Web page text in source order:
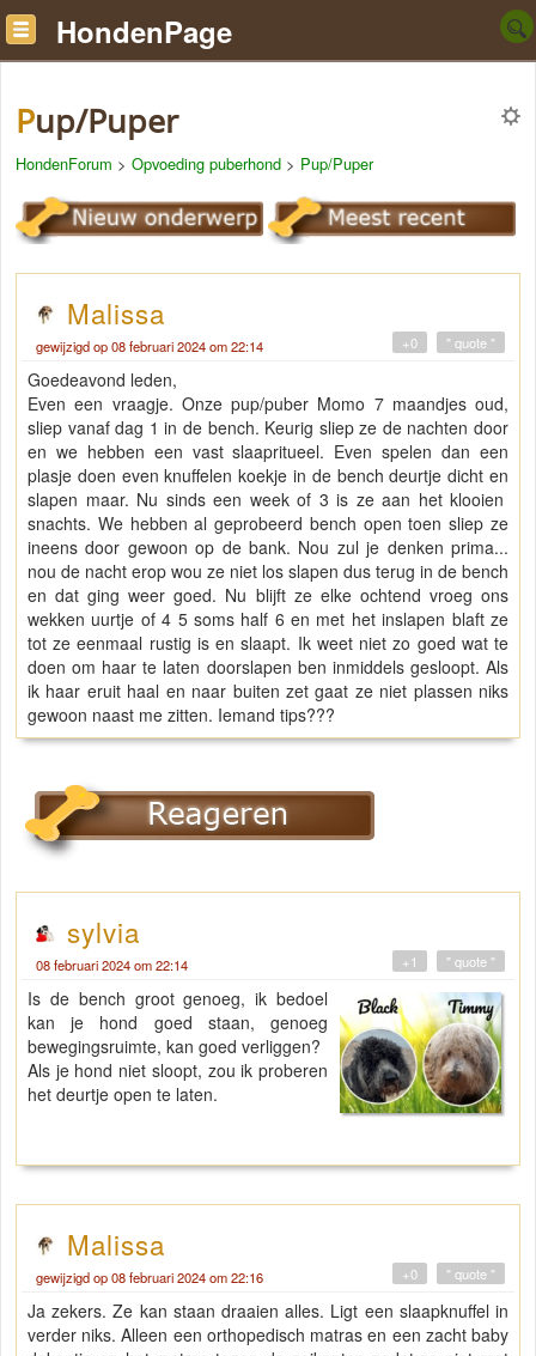
HondenPage
Pup/Puper
HondenForum > Opvoeding puberhond > Pup/Puper
Malissa
gewijzigd op 08 februari 2024 om 22:14 " quote "
+0
Goedeavond leden,
Even een vraagje. Onze pup/puber Momo 7 maandjes oud,
sliep vanaf dag 1 in de bench. Keurig sliep ze de nachten door
en we hebben een vast slaapritueel. Even spelen dan een
plasje doen even knuffelen koekje in de bench deurtje dicht en
slapen maar. Nu sinds een week of 3 is ze aan het klooien
snachts. We hebben al geprobeerd bench open toen sliep ze
ineens door gewoon op de bank. Nou zul je denken prima...
nou de nacht erop wou ze niet los slapen dus terug in de bench
en dat ging weer goed. Nu blijft ze elke ochtend vroeg ons
wekken uurtje of 4 5 soms half 6 en met het inslapen blaft ze
tot ze eenmaal rustig is en slaapt. Ik weet niet zo goed wat te
doen om haar te laten doorslapen ben inmiddels gesloopt. Als
ik haar eruit haal en naar buiten zet gaat ze niet plassen niks
gewoon naast me zitten. Iemand tips???
sylvia
08 februari 2024 om 22:14 " quote "
+1
Is de bench groot genoeg, ik bedoel
kan je hond goed staan, genoeg
bewegingsruimte, kan goed verliggen?
Als je hond niet sloopt, zou ik proberen
het deurtje open te laten.
Malissa
gewijzigd op 08 februari 2024 om 22:16 " quote "
+0
Ja zekers. Ze kan staan draaien alles. Ligt een slaapknuffel in
verder niks. Alleen een orthopedisch matras en een zacht baby